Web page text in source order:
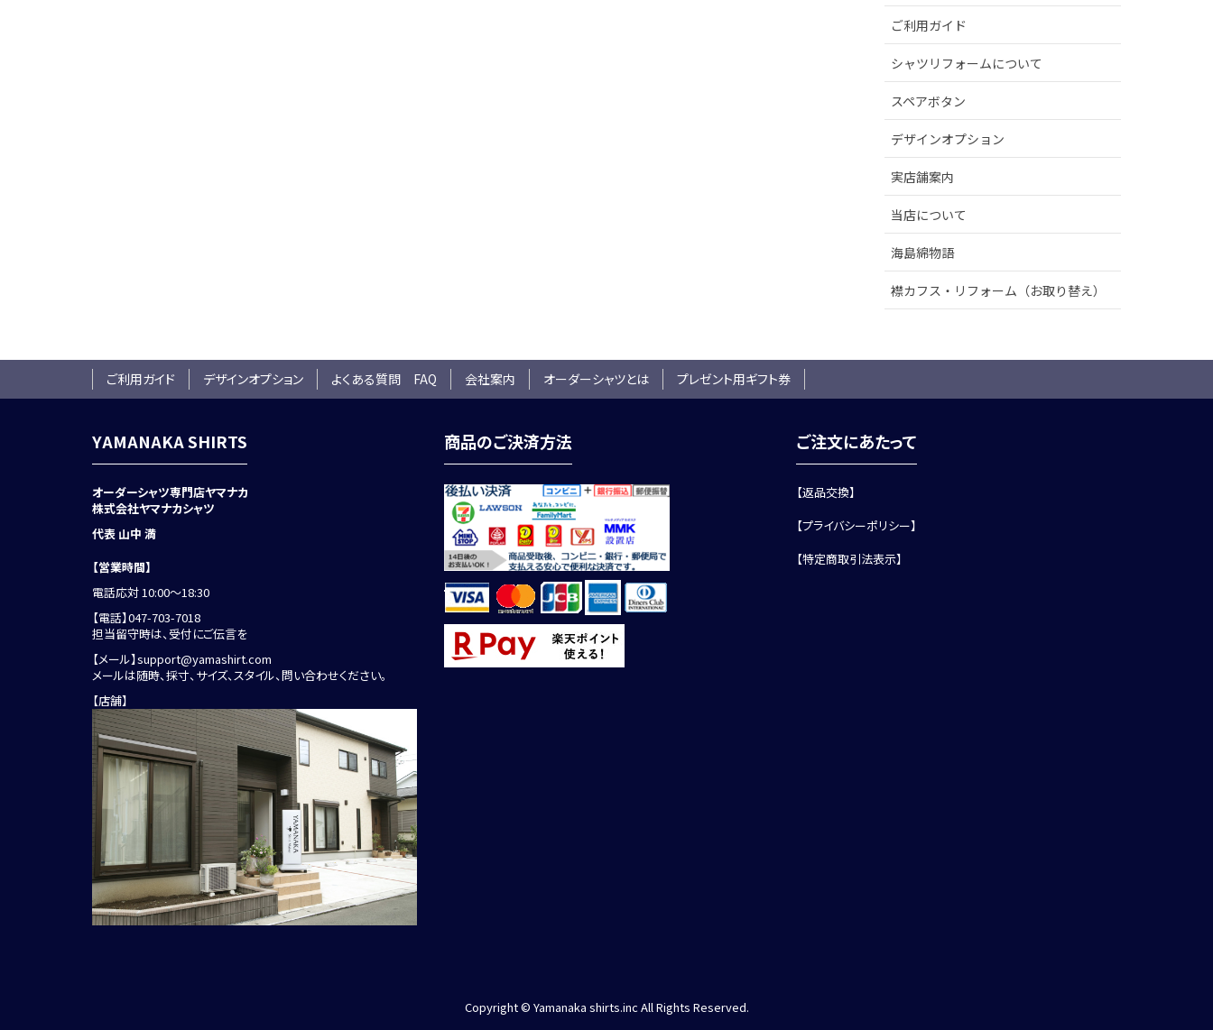
ご利用ガイド
シャツリフォームについて
スペアボタン
デザインオプション
実店舗案内
当店について
海島綿物語
襟カフス・リフォーム（お取り替え）
ご利用ガイド デザインオプション よくある質問 FAQ 会社案内 オーダーシャツとは プレゼント用ギフト券
YAMANAKA SHIRTS
オーダーシャツ専門店ヤマナカ
株式会社ヤマナカシャツ
代表 山中 満
【営業時間】
電話応対 10:00～18:30
【電話】047-703-7018
担当留守時は、受付にご伝言を
【メール】support@yamashirt.com
メールは随時、採寸、サイズ、スタイル、問い合わせください。
【店舗】
商品のご決済方法 ご注文にあたって
【返品交換】
【プライバシーポリシー】
【特定商取引法表示】
Copyright © Yamanaka shirts.inc All Rights Reserved.